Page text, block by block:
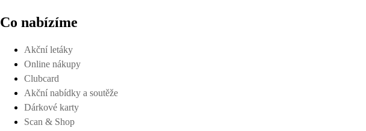
Co nabízíme
Akční letáky
Online nákupy
Clubcard
Akční nabídky a soutěže
Dárkové karty
Scan & Shop